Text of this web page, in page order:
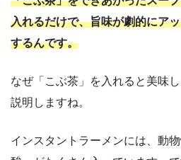
入れるだけで、旨味が劇的にア
するんです。
なぜ「こぶ茶」を入れると美味
説明しますね。
インスタントラーメンには、動